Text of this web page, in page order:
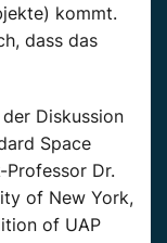
kommt.
dass das
Diskussion
Space
Professor Dr.
of New York,
of UAP